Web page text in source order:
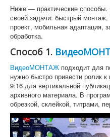
Ниже — практические
своей задачи: быстрый
проект, мобильная адаптация,
обработка.
Способ 1.
ВидеоМОНТАЖ подходит для
нужно быстро привести ролик
9:16 для вертикальной
архивного материала. В
обрезкой, склейкой, титрами,